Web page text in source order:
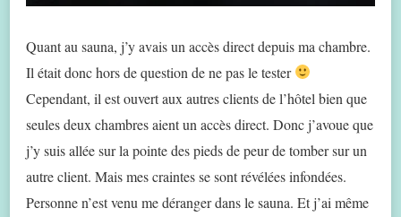
Quant au sauna, j’y avais un accès direct depuis ma chambre.
Il était donc hors de question de ne pas le tester
Cependant, il est ouvert aux autres clients de l’hôtel bien que
seules deux chambres aient un accès direct. Donc j’avoue que
j’y suis allée sur la pointe des pieds de peur de tomber sur un
autre client. Mais mes craintes se sont révélées infondées.
Personne n’est venu me déranger dans le sauna. Et j’ai même